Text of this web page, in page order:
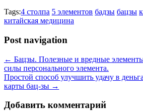
Tags:4 столпа 5 элементов бадзы бацзы
китайская медицина
Post navigation
← Бацзы. Полезные и вредные
силы персонального элемента.
Простой способ улучшить удачу в
карты бац-зы →
Добавить комментарий